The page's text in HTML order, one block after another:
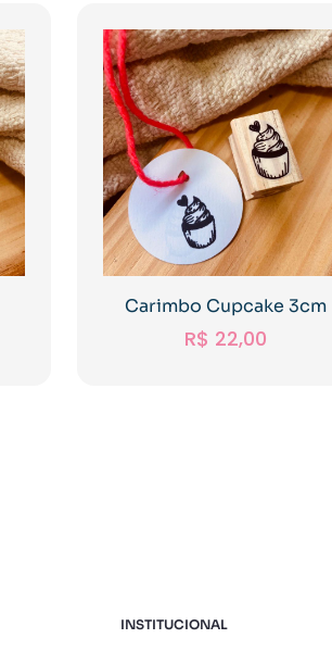
Carimbo Cupcake 3cm
R$ 22,00
INSTITUCIONAL